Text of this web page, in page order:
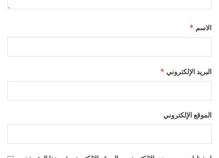
الاسم *
البريد الإلكتروني *
الموقع الإلكتروني